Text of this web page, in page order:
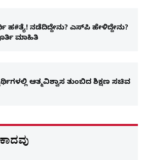
ಹ#ತ್ಯೆ! ನಡೆದಿದ್ದೇನು? ಎಸ್​ಪಿ ಹೇಳಿದ್ದೇನು?
ಮಾಹಿತಿ
ಆತ್ಮವಿಶ್ವಾಸ ತುಂಬಿದ ಶಿಕ್ಷಣ ಸಚಿವ